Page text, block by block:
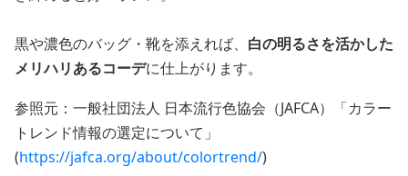
黒や濃色のバッグ・靴を添えれば、 白の明るさを活かした
メリハリあるコーデに仕上がります。
参照元：一般社団法人 日本流行色協会（JAFCA）「カラー
トレンド情報の選定について」
(https://jafca.org/about/colortrend/)